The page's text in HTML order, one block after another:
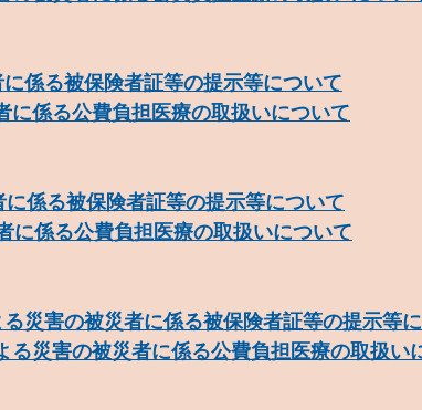
係る被保険者証等の提示等について
係る公費負担医療の取扱いについて
係る被保険者証等の提示等について
に係る公費負担医療の取扱いについて
災害の被災者に係る被保険者証等の提示等
災害の被災者に係る公費負担医療の取扱い